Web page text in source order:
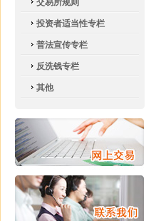
交易所规则
投资者适当性专栏
普法宣传专栏
反洗钱专栏
其他